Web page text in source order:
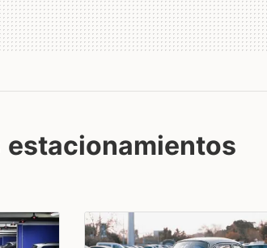
estacionamientos